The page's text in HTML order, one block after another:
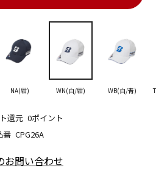
番 CPG26A
還元 0ポイント
NA(紺) WN(白/紺) WB(白/青)
お問い合わせ